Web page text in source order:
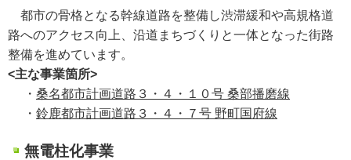
都市の骨格となる幹線道路を整備し渋滞緩和や高規格道
路へのアクセス向上、沿道まちづくりと一体となった街路
整備を進めています。
<主な事業箇所>
・ 桑名都市計画道路３・４・１０号 桑部播磨線
・ 鈴鹿都市計画道路３・４・７号 野町国府線
無電柱化事業